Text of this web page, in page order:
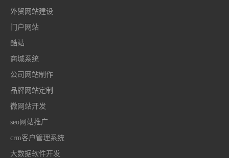
外贸网站建设
门户网站
酷站
商城系统
公司网站制作
品牌网站定制
微网站开发
seo网站推广
crm客户管理系统
大数据软件开发